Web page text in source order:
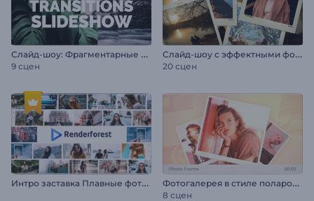
С
лайд-шоу: Фрагментарные переходы
9 сцен
С
лайд-шоу с эффектными фотопереходами
20 сцен
И
нтро заставка Плавные фоторамки Ф
отогалерея в стиле полароид
8 сцен